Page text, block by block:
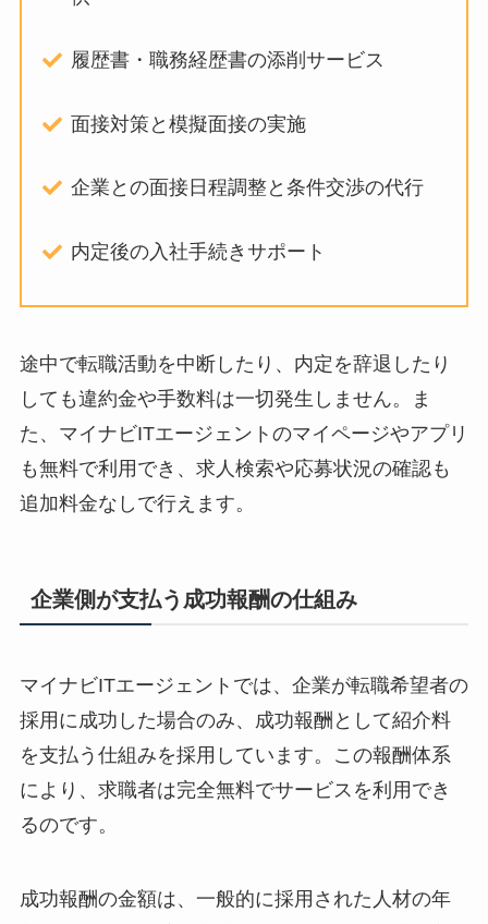
履歴書・職務経歴書の添削サービス
面接対策と模擬面接の実施
企業との面接日程調整と条件交渉の代行
内定後の入社手続きサポート
途中で転職活動を中断したり、内定を辞退したり
しても違約金や手数料は一切発生しません。ま
た、マイナビITエージェントのマイページやアプリ
も無料で利用でき、求人検索や応募状況の確認も
追加料金なしで行えます。
企業側が支払う成功報酬の仕組み
マイナビITエージェントでは、企業が転職希望者の
採用に成功した場合のみ、 成功報酬として紹介料
を支払う仕組みを採用しています。この報酬体系
により、 求職者は完全無料でサービスを利用でき
るのです。
成功報酬の金額は、一般的に採用された人材の年